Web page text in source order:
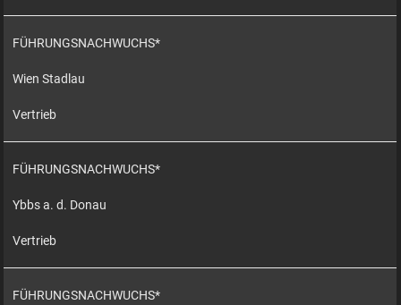
FÜHRUNGSNACHWUCHS*
Wien Stadlau
Vertrieb
FÜHRUNGSNACHWUCHS*
Ybbs a. d. Donau
Vertrieb
FÜHRUNGSNACHWUCHS*